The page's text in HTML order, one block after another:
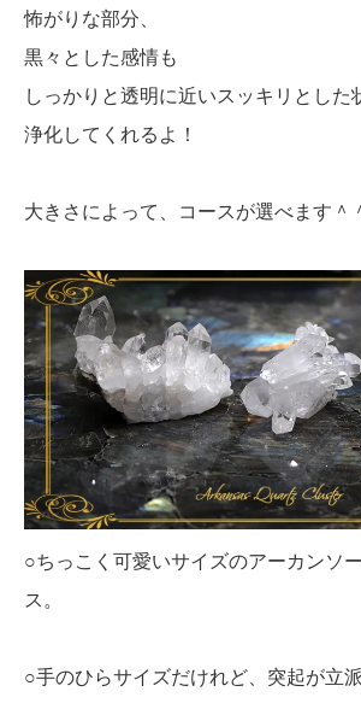
怖がりな部分、
黒々とした感情も
しっかりと透明に近いスッキリとした
浄化してくれるよ！
大きさによって、コースが選べます＾
○ちっこく可愛いサイズのアーカンソ
ス。
○手のひらサイズだけれど、突起が立派